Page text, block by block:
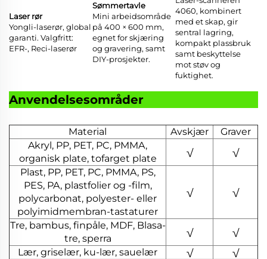
Laser rør
Yongli-laserør, global
garanti. Valgfritt:
EFR-, Reci-laserør
Sømmertavle
Mini arbeidsområde
på 400 × 600 mm,
egnet for skjæring
og gravering, samt
DIY-prosjekter.
4060, kombinert
med et skap, gir
sentral lagring,
kompakt plassbruk
samt beskyttelse
mot støv og
fuktighet.
Anvendelsesområder
Material Avskjær
Graver
Akryl, PP, PET, PC, PMMA,
organisk plate, tofarget plate
√
√
Plast, PP, PET, PC, PMMA, PS,
PES, PA, plastfolier og -film,
polycarbonat, polyester- eller
polyimidmembran-tastaturer
√ √
Tre, bambus, finpåle, MDF, Blasa-
tre, sperra
√
√
Lær, griselær, ku-lær, sauelær
√
√